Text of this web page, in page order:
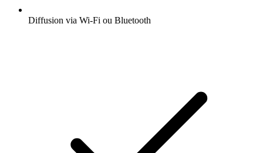
Diffusion via Wi-Fi ou Bluetooth